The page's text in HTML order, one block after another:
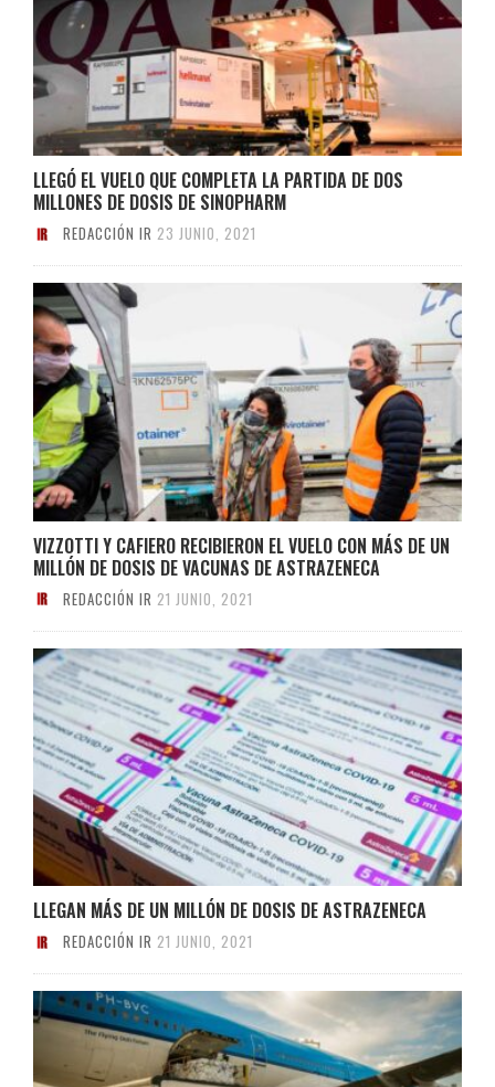
LLEGÓ EL VUELO QUE COMPLETA LA PARTIDA DE DOS
MILLONES DE DOSIS DE SINOPHARM
REDACCIÓN IR 23 JUNIO, 2021
VIZZOTTI Y CAFIERO RECIBIERON EL VUELO CON MÁS DE UN
MILLÓN DE DOSIS DE VACUNAS DE ASTRAZENECA
REDACCIÓN IR 21 JUNIO, 2021
LLEGAN MÁS DE UN MILLÓN DE DOSIS DE ASTRAZENECA
REDACCIÓN IR 21 JUNIO, 2021